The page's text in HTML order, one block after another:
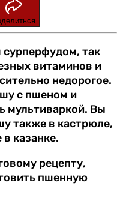
так
витаминов и
недорогое.
с пшеном и
мультиваркой. Вы
также в кастрюле,
казанке.
рецепту,
пшенную